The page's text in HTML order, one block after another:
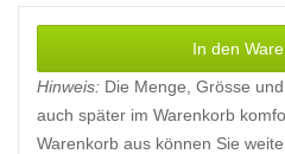
Hinweis: Die Menge, Grösse
auch später im Warenkorb
Warenkorb aus können Sie